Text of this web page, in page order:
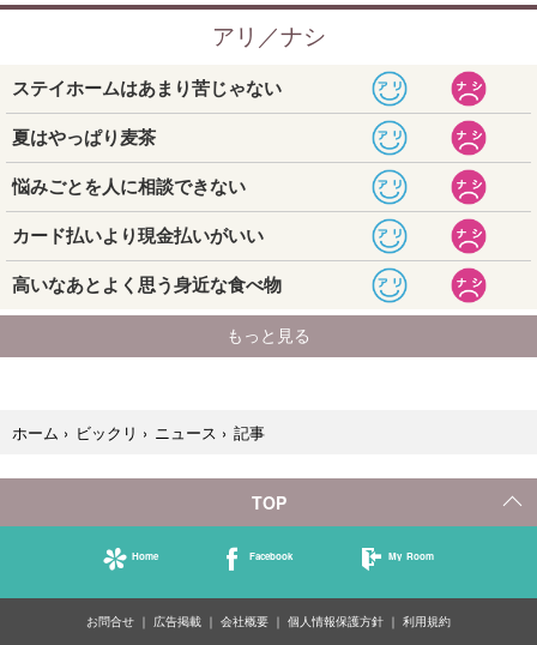
ホーム › ビックリ › ニュース › 記事
TOP
Home Facebook My Room
お問合せ 広告掲載 会社概要 個人情報保護方針 利用規約